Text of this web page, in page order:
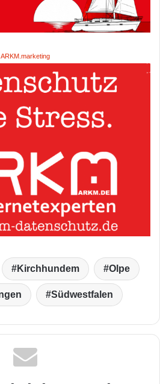
ARKM.marketing
Kirchhundem Olpe
Südwestfalen